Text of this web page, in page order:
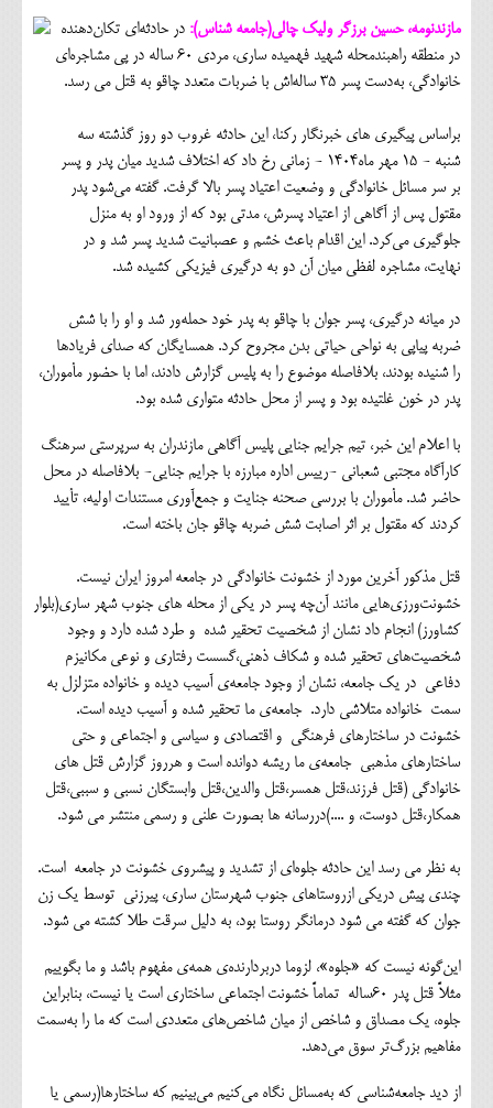
اقتصادی
سیاسی
خانه
مازندنومه، حسین برزگر ولیک چالی(جامعه شناس): در حادثه‌ای تکان‌دهنده
در منطقه راهبندمحله شهید فهمیده ساری، مردی ۶۰ ساله در پی مشاجره‌ای
خانوادگی، به‌دست پسر ۳۵ ساله‌اش با ضربات متعدد چاقو به قتل می رسد.
براساس پیگیری های خبرنگار رکنا، این حادثه غروب دو روز گذشته سه
شنبه - ۱۵ مهر ماه۱۴۰۴ - زمانی رخ داد که اختلاف شدید میان پدر و پسر
بر سر مسائل خانوادگی و وضعیت اعتیاد پسر بالا گرفت. گفته می‌شود پدر
مقتول پس از آگاهی از اعتیاد پسرش، مدتی بود که از ورود او به منزل
جلوگیری می‌کرد. این اقدام باعث خشم و عصبانیت شدید پسر شد و در
نهایت، مشاجره لفظی میان آن دو به درگیری فیزیکی کشیده شد.
در میانه درگیری، پسر جوان با چاقو به پدر خود حمله‌ور شد و او را با شش
ضربه پیاپی به نواحی حیاتی بدن مجروح کرد. همسایگان که صدای فریادها
را شنیده بودند، بلافاصله موضوع را به پلیس گزارش دادند، اما با حضور مأموران،
پدر در خون غلتیده بود و پسر از محل حادثه متواری شده بود.
با اعلام این خبر، تیم جرایم جنایی پلیس آگاهی مازندران به سرپرستی سرهنگ
کارآگاه مجتبی شعبانی -رییس اداره مبارزه با جرایم جنایی- بلافاصله در محل
حاضر شد. مأموران با بررسی صحنه جنایت و جمع‌آوری مستندات اولیه، تأیید
کردند که مقتول بر اثر اصابت شش ضربه چاقو جان باخته است.
قتل مذکور آخرین مورد از خشونت خانوادگی در جامعه امروز ایران نیست.
خشونت‌ورزی‌هایی مانند آن‌چه پسر در یکی از محله های جنوب شهر ساری(بلوار
کشاورز) انجام داد نشان از شخصیت تحقیر شده و طرد شده دارد و وجود
شخصیت‌های تحقیر شده و شکاف ذهنی،گسست رفتاری و نوعی مکانیزم
دفاعی در یک جامعه، نشان از وجود جامعه‌ی آسیب دیده و خانواده متزلزل به
سمت خانواده متلاشی دارد. جامعه‌ی ما تحقیر شده و آسیب دیده است.
خشونت در ساختارهای فرهنگی و اقتصادی و سیاسی و اجتماعی و حتی
ساختارهای مذهبی جامعه‌ی ما ریشه دوانده است و هرروز گزارش قتل های
خانوادگی (قتل فرزند،قتل همسر،قتل والدین،قتل وابستگان نسبی و سببی،قتل
همکار،قتل دوست، و ....)دررسانه ها بصورت علنی و رسمی منتشر می شود.
به نظر می رسد این حادثه جلوه‌ای از تشدید و پیشروی خشونت در جامعه است.
چندی پیش دریکی ازروستاهای جنوب شهرستان ساری، پیرزنی توسط یک زن
جوان که گفته می شود درمانگر روستا بود، به دلیل سرقت طلا کشته می شود.
این‌گونه نیست که «جلوه»، لزوما دربردارنده‌ی همه‌ی مفهوم باشد و ما بگوییم
مثلاً قتل پدر ۶۰ساله تماماً خشونت اجتماعی ساختاری است یا نیست، بنابراین
جلوه، یک مصداق و شاخص از میان شاخص‌های متعددی است که ما را به‌سمت
مفاهیم بزرگ‌تر سوق می‌دهد.
از دید جامعه‌شناسی که به‌مسائل نگاه می‌کنیم می‌بینیم که ساختارها(رسمی یا